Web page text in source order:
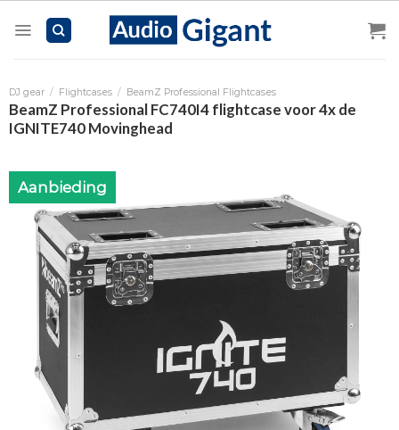
DJ gear / Flightcases / BeamZ Professional Flightcases
BeamZ Professional FC740I4 flightcase voor 4x de
IGNITE740 Movinghead
Aanbieding